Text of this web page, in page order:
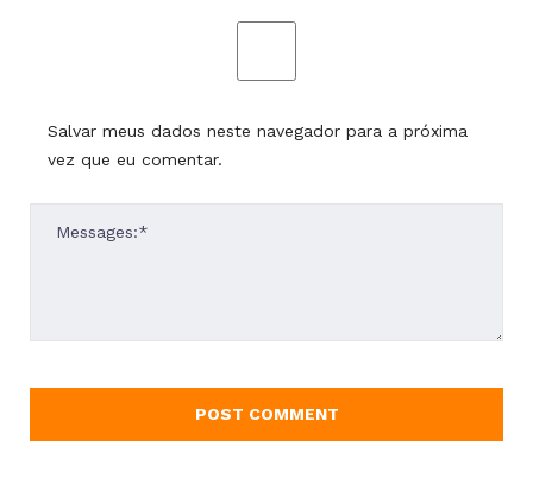
Salvar meus dados neste navegador para a próxima
vez que eu comentar.